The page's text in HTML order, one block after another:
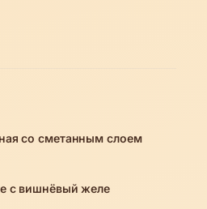
со сметанным слоем
с вишнёвый желе